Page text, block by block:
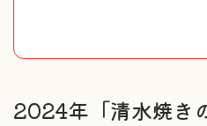
2024年「清水焼き